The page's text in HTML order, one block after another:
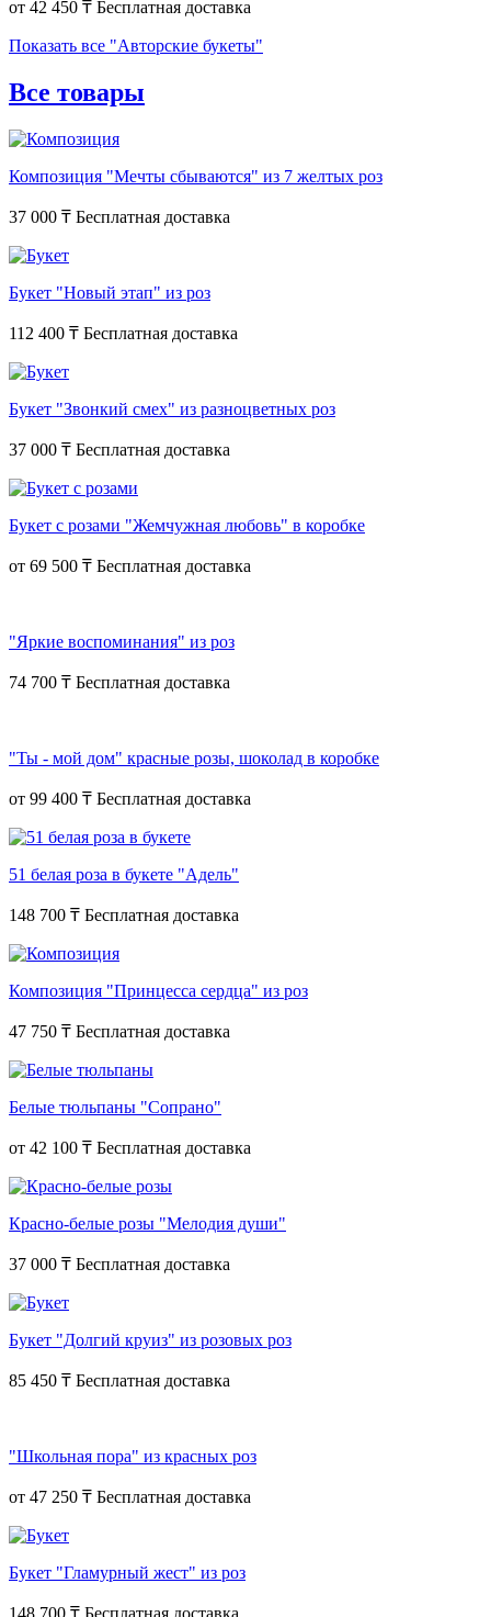
от 42 450 ₸
Показать все "Авторские букеты"
Все товары
Композиция "Мечты сбываются" из 7 желтых роз
37 000 ₸
Букет "Новый этап" из роз
112 400 ₸
Букет "Звонкий смех" из разноцветных роз
37 000 ₸
Букет с розами "Жемчужная любовь" в коробке
от 69 500 ₸
"Яркие воспоминания" из роз
74 700 ₸
"Ты - мой дом" красные розы, шоколад в коробке
от 99 400 ₸
51 белая роза в букете "Адель"
148 700 ₸
Композиция "Принцесса сердца" из роз
47 750 ₸
Белые тюльпаны "Сопрано"
от 42 100 ₸
Красно-белые розы "Мелодия души"
37 000 ₸
Букет "Долгий круиз" из розовых роз
85 450 ₸
"Школьная пора" из красных роз
от 47 250 ₸
Букет "Гламурный жест" из роз
148 700 ₸